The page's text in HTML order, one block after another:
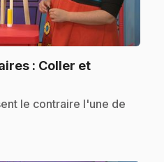
: Coller et
le contraire l'une de